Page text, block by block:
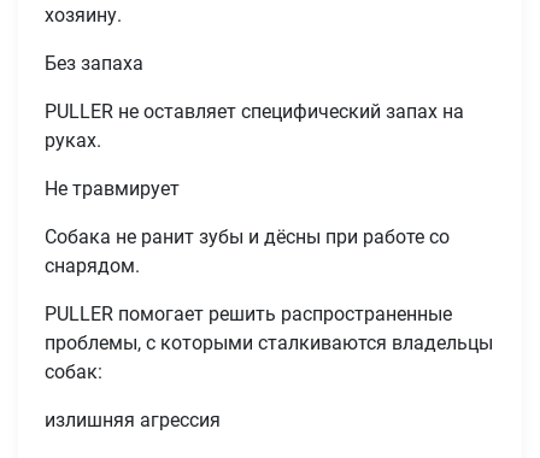
хозяину.
Без запаха
PULLER не оставляет специфический запах на
руках.
Не травмирует
Собака не ранит зубы и дёсны при работе со
снарядом.
PULLER помогает решить распространенные
проблемы, с которыми сталкиваются владельцы
собак:
излишняя агрессия